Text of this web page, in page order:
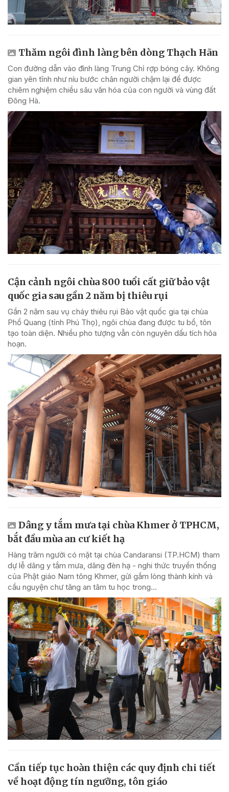
Thăm ngôi đình làng bên dòng Thạch Hãn
Con đường dẫn vào đình làng Trung Chỉ rợp bóng cây. Không
gian yên tĩnh như níu bước chân người chậm lại để được
chiêm nghiệm chiều sâu văn hóa của con người và vùng đất
Đông Hà.
Cận cảnh ngôi chùa 800 tuổi cất giữ bảo vật
quốc gia sau gần 2 năm bị thiêu rụi
Gần 2 năm sau vụ cháy thiêu rụi Bảo vật quốc gia tại chùa
Phổ Quang (tỉnh Phú Thọ), ngôi chùa đang được tu bổ, tôn
tạo toàn diện. Nhiều pho tượng vẫn còn nguyên dấu tích hỏa
hoạn.
Dâng y tắm mưa tại chùa Khmer ở TPHCM,
bắt đầu mùa an cư kiết hạ
Hàng trăm người có mặt tại chùa Candaransi (TP.HCM) tham
dự lễ dâng y tắm mưa, dâng đèn hạ - nghi thức truyền thống
của Phật giáo Nam tông Khmer, gửi gắm lòng thành kính và
cầu nguyện chư tăng an tâm tu học trong...
Cần tiếp tục hoàn thiện các quy định chi tiết
về hoạt động tín ngưỡng, tôn giáo